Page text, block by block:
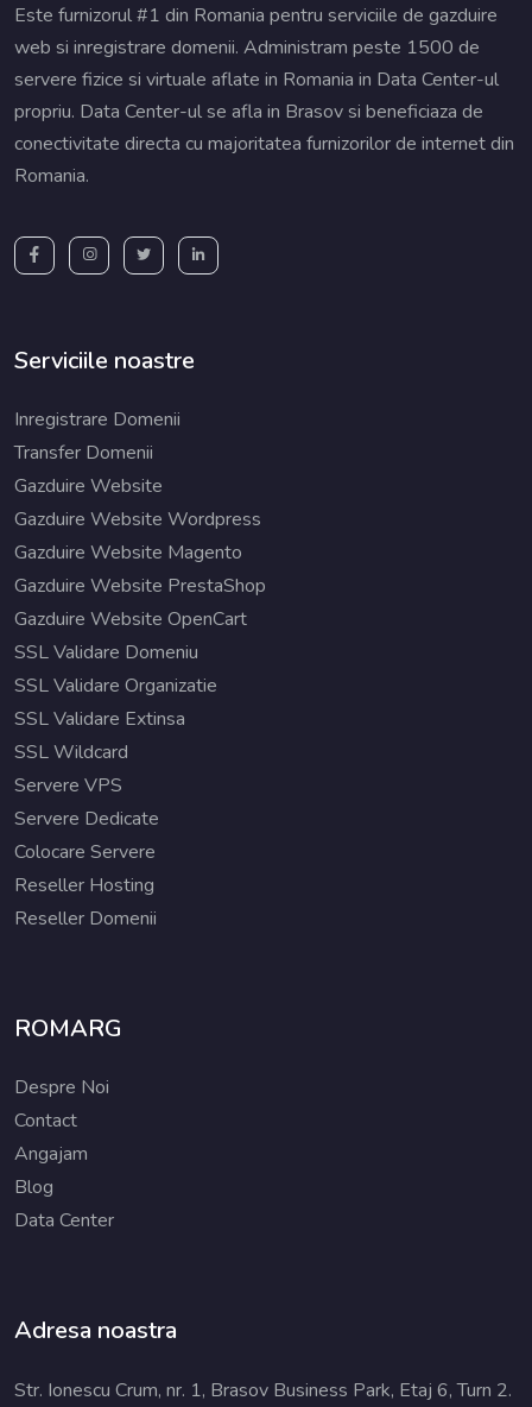
Este furnizorul #1 din Romania pentru serviciile de gazduire
web si inregistrare domenii. Administram peste 1500 de
servere fizice si virtuale aflate in Romania in Data Center-ul
propriu. Data Center-ul se afla in Brasov si beneficiaza de
conectivitate directa cu majoritatea furnizorilor de internet din
Romania.
Serviciile noastre
Inregistrare Domenii
Transfer Domenii
Gazduire Website
Gazduire Website Wordpress
Gazduire Website Magento
Gazduire Website PrestaShop
Gazduire Website OpenCart
SSL Validare Domeniu
SSL Validare Organizatie
SSL Validare Extinsa
SSL Wildcard
Servere VPS
Servere Dedicate
Colocare Servere
Reseller Hosting
Reseller Domenii
ROMARG
Despre Noi
Contact
Angajam
Blog
Data Center
Adresa noastra
Str. Ionescu Crum, nr. 1, Brasov Business Park, Etaj 6, Turn 2.